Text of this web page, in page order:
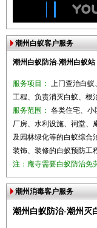
潮州白蚁客户服务
潮州白蚁防治-潮州白蚁站
服务项目： 上门查治白蚁
工程、负责消灭白蚁、根
服务范围： 各类住宅、小
厂房、水利设施、祠堂、
及园林绿化等的白蚁综合
装饰、装修的白蚁预防工
注：庵寺需要白蚁防治免
潮州消毒客户服务
潮州白蚁防治-潮州灭